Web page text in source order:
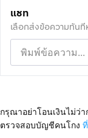
แชท
เลือกส่งข้อความทัน
กรุณาอย่าโอนเงินไม่ว่
ตรวจสอบบัญชีคนโกง